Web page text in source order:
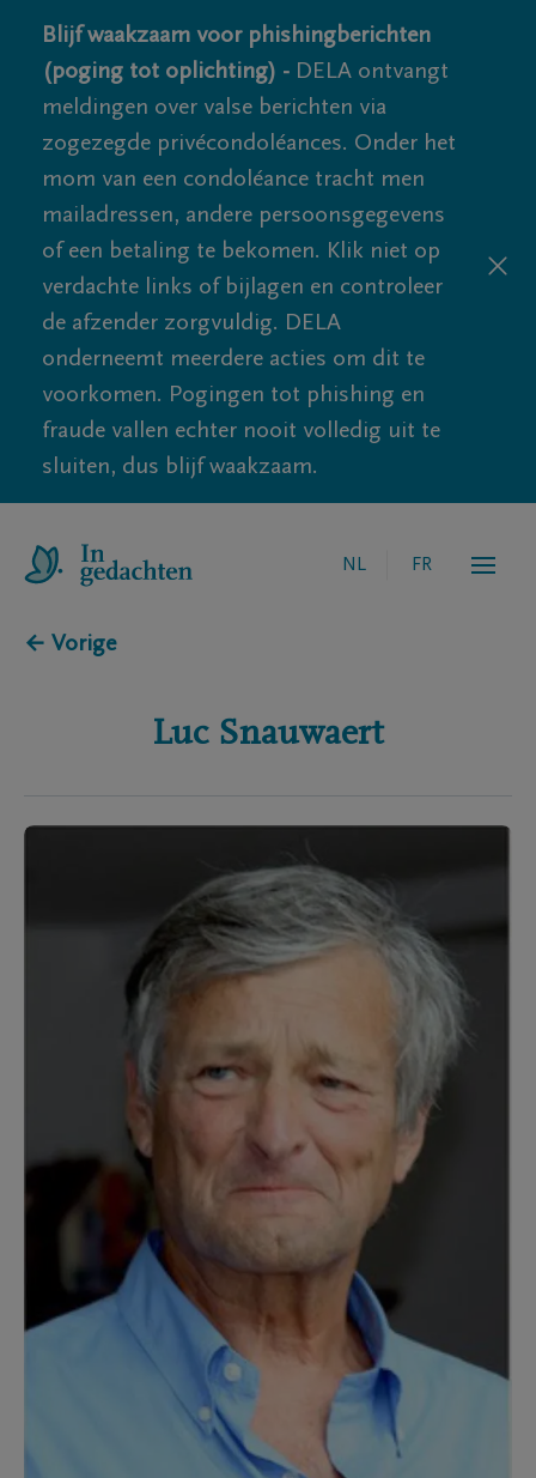
Blijf waakzaam voor phishingberichten
(poging tot oplichting) - DELA ontvangt
meldingen over valse berichten via
zogezegde privécondoléances. Onder het
mom van een condoléance tracht men
mailadressen, andere persoonsgegevens
of een betaling te bekomen. Klik niet op
verdachte links of bijlagen en controleer
de afzender zorgvuldig. DELA
onderneemt meerdere acties om dit te
voorkomen. Pogingen tot phishing en
fraude vallen echter nooit volledig uit te
sluiten, dus blijf waakzaam.
NL FR
← Vorige
Luc Snauwaert